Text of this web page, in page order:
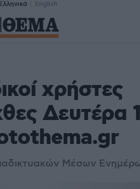
Ελληνικά English
χρήστες
Δευτέρα
Μέσων